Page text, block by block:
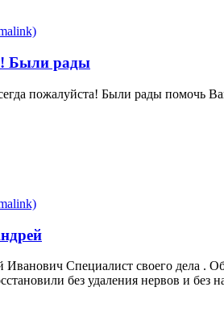
Были рады
пожалуйста! Были рады помочь
Специалист своего дела .
без удаления нервов и без